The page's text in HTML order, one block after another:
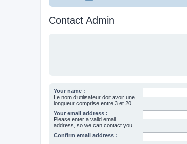
Contact Admin
Your name :
Le nom d’utilisateur doit avoir une
longueur comprise entre 3 et 20.
Your email address :
Please enter a valid email
address, so we can contact you.
Confirm email address :